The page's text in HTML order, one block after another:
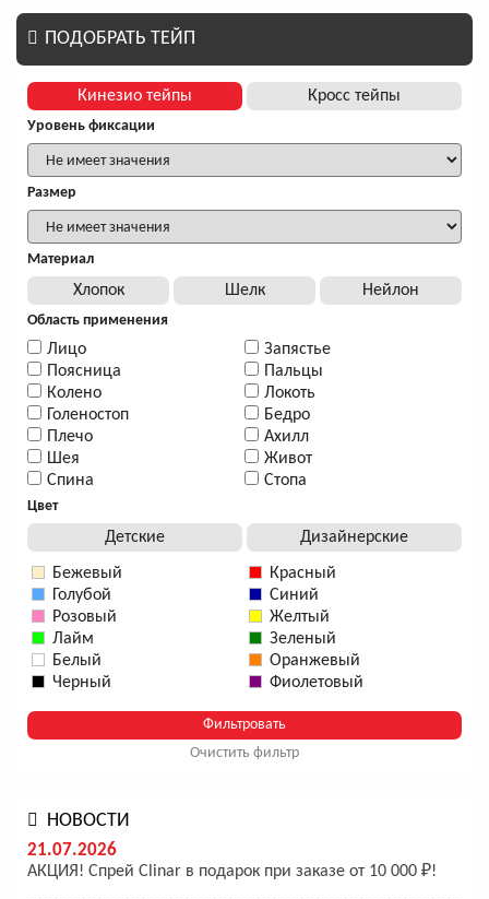
ПОДОБРАТЬ ТЕЙП
Кинезио тейпы Кросс тейпы
Уровень фиксации
Размер
Материал
Хлопок Шелк Нейлон
Область применения
Лицо
Поясница
Колено
Голеностоп
Плечо
Шея
Спина
Запястье
Пальцы
Локоть
Бедро
Ахилл
Живот
Стопа
Цвет
Детские Дизайнерские
Бежевый
Голубой
Розовый
Лайм
Белый
Черный
Красный
Синий
Желтый
Зеленый
Оранжевый
Фиолетовый
Очистить фильтр
НОВОСТИ
21.07.2026
АКЦИЯ! Спрей Clinar в подарок при заказе от 10 000 ₽!